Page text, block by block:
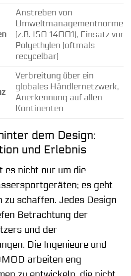
Anstreben von
Umweltmanagementnormen
(z.B. ISO 14001), Einsatz von
Polyethylen (oftmals
recycelbar)
Verbreitung über ein
globales Händlernetzwerk,
Anerkennung auf allen
Kontinenten
dem Design:
und Erlebnis
es nicht nur um die
es geht
zu schaffen. Jedes Design
Betrachtung der
und der
Die Ingenieure und
arbeiten eng